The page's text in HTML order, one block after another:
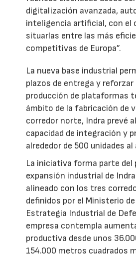
digitalización avanzada,
inteligencia artificial, con el
situarlas entre las más
competitivas de Europa”.
La nueva base industrial
plazos de entrega y reforzar
producción de plataformas
ámbito de la fabricación de
corredor norte, Indra prevé
capacidad de integración y
alrededor de 500 unidades al
La iniciativa forma parte del
expansión industrial de
alineado con los tres
definidos por el Ministerio
Estrategia Industrial de
empresa contempla
productiva desde unos
154.000 metros cuadrados